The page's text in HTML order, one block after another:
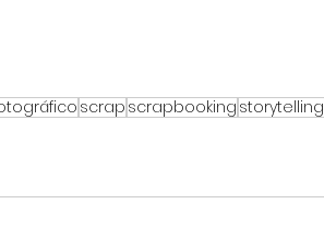
scrap scrapbooking storytelling